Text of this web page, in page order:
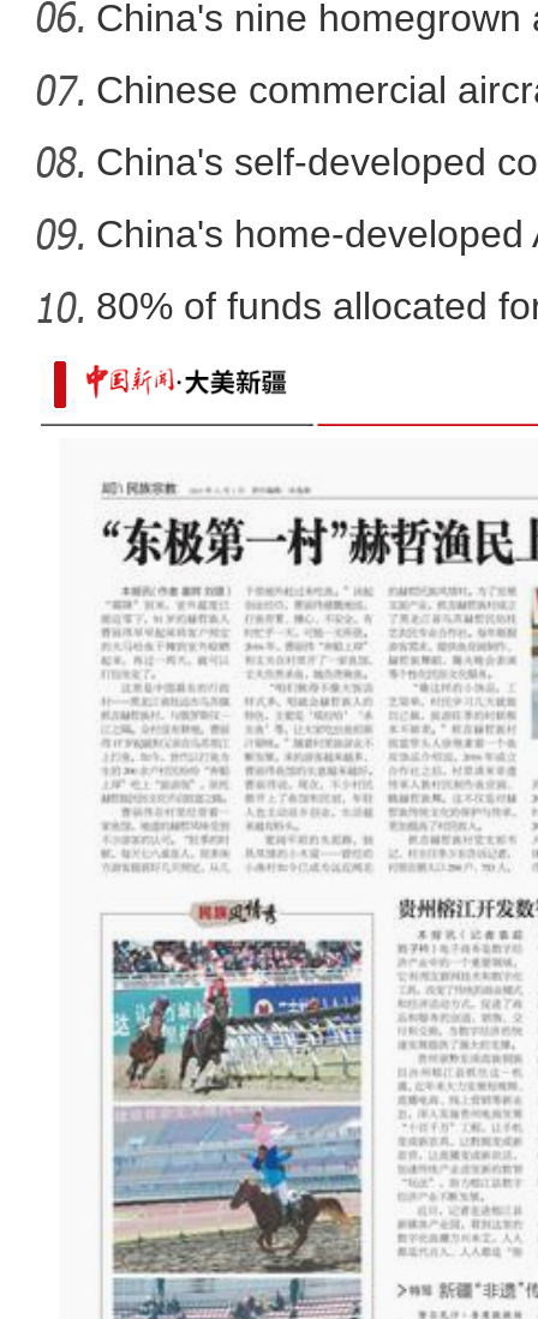
《新疆是个好地方》在撒马
mech
China's nine homegrown
in
Chinese commercial
fli
China's self-developed
co
China's home-
80% of funds allocated